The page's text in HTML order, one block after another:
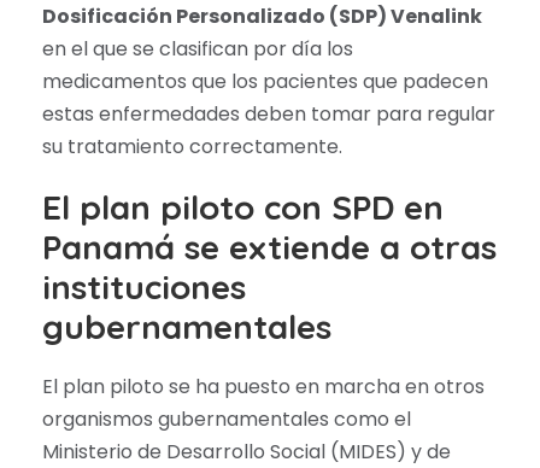
Dosificación Personalizado (SDP) Venalink
en el que se clasifican por día los
medicamentos que los pacientes que padecen
estas enfermedades deben tomar para regular
su tratamiento correctamente.
El plan piloto con SPD en
Panamá se extiende a otras
instituciones
gubernamentales
El plan piloto se ha puesto en marcha en otros
organismos gubernamentales como el
Ministerio de Desarrollo Social (MIDES) y de